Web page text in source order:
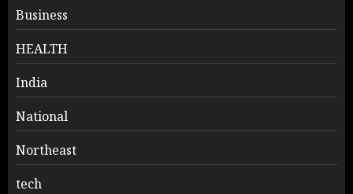
Business
HEALTH
India
National
Northeast
tech